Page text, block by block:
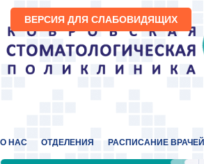
ВЕРСИЯ ДЛЯ СЛАБОВИДЯЩИХ
О НАС ОТДЕЛЕНИЯ РАСПИСАНИЕ ВРАЧЕЙ